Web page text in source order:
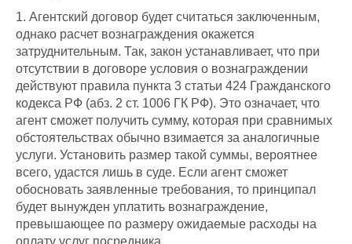
1. Агентский договор будет считаться заключенным,
однако расчет вознаграждения окажется
затруднительным. Так, закон устанавливает, что при
отсутствии в договоре условия о вознаграждении
действуют правила пункта 3 статьи 424 Гражданского
кодекса РФ (абз. 2 ст. 1006 ГК РФ). Это означает, что
агент сможет получить сумму, которая при сравнимых
обстоятельствах обычно взимается за аналогичные
услуги. Установить размер такой суммы, вероятнее
всего, удастся лишь в суде. Если агент сможет
обосновать заявленные требования, то принципал
будет вынужден уплатить вознаграждение,
превышающее по размеру ожидаемые расходы на